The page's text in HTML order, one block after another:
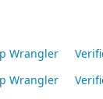
Wrangler
Wrangler